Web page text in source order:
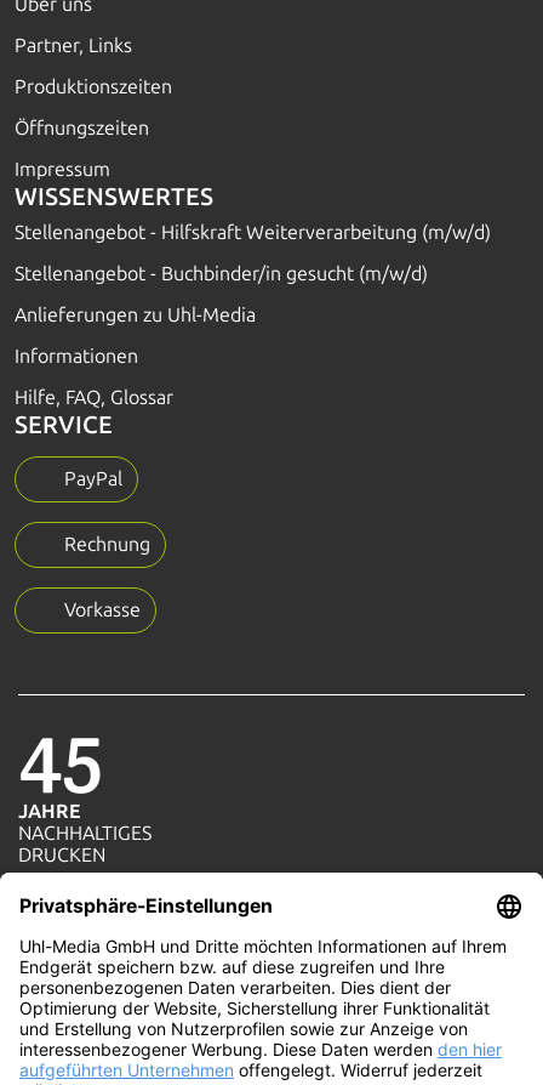
Partner, Links
Produktionszeiten
Öffnungszeiten
Impressum
WISSENSWERTES
Stellenangebot - Hilfskraft Weiterverarbeitung (m/w/d)
Stellenangebot - Buchbinder/in gesucht (m/w/d)
Anlieferungen zu Uhl-Media
Informationen
Hilfe, FAQ, Glossar
SERVICE
PayPal
Rechnung
Vorkasse
45
JAHRE
NACHHALTIGES
DRUCKEN
1=1
AKTION
JE AUFTRAG WIRD
EIN BAUM GEPFLANZT
100%